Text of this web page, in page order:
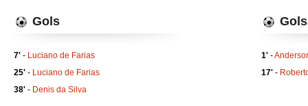
Gols
7' - Luciano de Farias
25' - Luciano de Farias
38' - Denis da Silva
Gols
1' -
17' -